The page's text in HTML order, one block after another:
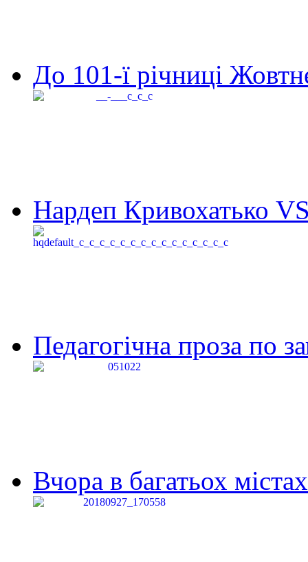
До 101-ї річниці
Нардеп Кривохатько
Педагогічна проза по
Вчора в багатьох